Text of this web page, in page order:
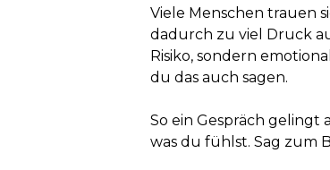
Viele Menschen trauen
dadurch zu viel Druck
Risiko, sondern
du das auch sagen.
So ein Gespräch
was du fühlst. Sag zum